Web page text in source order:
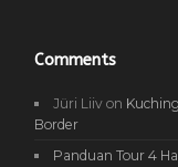
Comments
Jüri Liiv on
Border
Panduan Tour 4